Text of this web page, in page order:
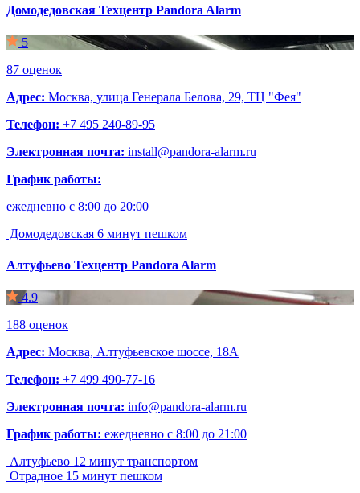
Домодедовская Техцентр Pandora Alarm
5
87 оценок
Адрес: Москва, улица Генерала Белова, 29, ТЦ "Фея"
Телефон: +7 495 240-89-95
Электронная почта: install@pandora-alarm.ru
График работы:
ежедневно с 8:00 до 20:00
Домодедовская 6 минут пешком
Алтуфьево Техцентр Pandora Alarm
4.9
188 оценок
Адрес: Москва, Алтуфьевское шоссе, 18A
Телефон: +7 499 490-77-16
Электронная почта: info@pandora-alarm.ru
График работы: ежедневно с 8:00 до 21:00
Алтуфьево 12 минут транспортом
Отрадное 15 минут пешком